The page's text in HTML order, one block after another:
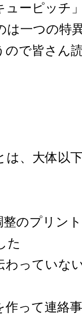
ーピッチ
は一つの特
ので皆さん
は、大体以
整のプリン
た
わっていな
作って連絡